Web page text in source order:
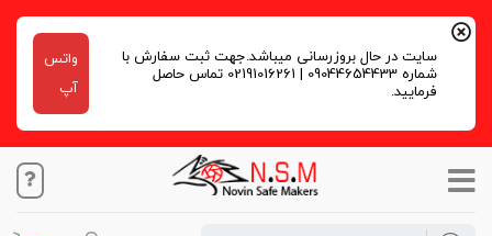
سایت در حال بروزرسانی میباشد.جهت ثبت سفارش با
شماره 09044654433 | 02191016261 تماس حاصل
فرمایید.
واتس
آپ